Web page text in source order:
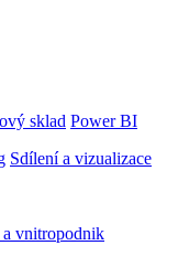
sklad Power BI
Sdílení a vizualizace
vnitropodnik